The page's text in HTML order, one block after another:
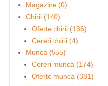
Magazine (0)
Chirii (140)
Oferte chirii (136)
Cereri chirii (4)
Munca (555)
Cereri munca (174)
Oferte munca (381)